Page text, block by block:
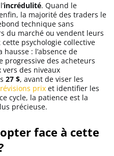
incrédulité. Quand le
la majorité des traders le
technique sans
du marché ou vendent leurs
psychologie collective
: l’absence de
progressive des acheteurs
des niveaux
27 $, avant de viser les
prix et identifier les
cycle, la patience est la
précieuse.
face à cette